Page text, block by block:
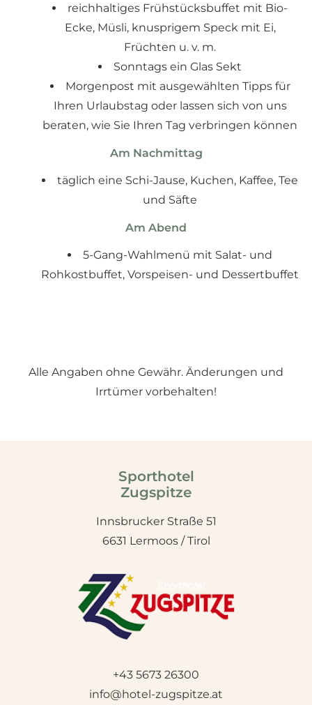
reichhaltiges Frühstücksbuffet mit Bio-
Ecke, Müsli, knusprigem Speck mit Ei,
Früchten u. v. m.
Sonntags ein Glas Sekt
Morgenpost mit ausgewählten Tipps für
Ihren Urlaubstag oder lassen sich von uns
beraten, wie Sie Ihren Tag verbringen können
Am Nachmittag
täglich eine Schi-Jause, Kuchen, Kaffee, Tee
und Säfte
Am Abend
5-Gang-Wahlmenü mit Salat- und
Rohkostbuffet, Vorspeisen- und Dessertbuffet
Alle Angaben ohne Gewähr. Änderungen und
Irrtümer vorbehalten!
Sporthotel
Zugspitze
Innsbrucker Straße 51
6631 Lermoos / Tirol
+43 5673 26300
info@hotel-zugspitze.at